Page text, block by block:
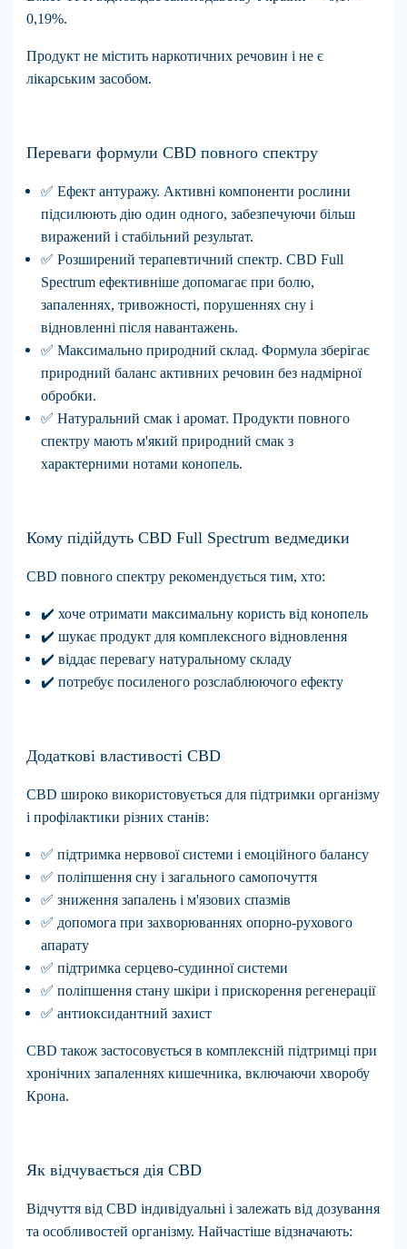
0,19%.
Продукт не містить наркотичних речовин і не є
лікарським засобом.
Переваги формули CBD повного спектру
✅ Ефект антуражу. Активні компоненти рослини
підсилюють дію один одного, забезпечуючи більш
виражений і стабільний результат.
✅ Розширений терапевтичний спектр. CBD Full
Spectrum ефективніше допомагає при болю,
запаленнях, тривожності, порушеннях сну і
відновленні після навантажень.
✅ Максимально природний склад. Формула зберігає
природний баланс активних речовин без надмірної
обробки.
✅ Натуральний смак і аромат. Продукти повного
спектру мають м'який природний смак з
характерними нотами конопель.
Кому підійдуть CBD Full Spectrum ведмедики
CBD повного спектру рекомендується тим, хто:
✔ ️ хоче отримати максимальну користь від конопель
✔ ️ шукає продукт для комплексного відновлення
✔ ️ віддає перевагу натуральному складу
✔ ️ потребує посиленого розслаблюючого ефекту
Додаткові властивості CBD
CBD широко використовується для підтримки організму
і профілактики різних станів:
✅ підтримка нервової системи і емоційного балансу
✅ поліпшення сну і загального самопочуття
✅ зниження запалень і м'язових спазмів
✅ допомога при захворюваннях опорно-рухового
апарату
✅ підтримка серцево-судинної системи
✅ поліпшення стану шкіри і прискорення регенерації
✅ антиоксидантний захист
CBD також застосовується в комплексній підтримці при
хронічних запаленнях кишечника, включаючи хворобу
Крона.
Як відчувається дія CBD
Відчуття від CBD індивідуальні і залежать від дозування
та особливостей організму. Найчастіше відзначають: